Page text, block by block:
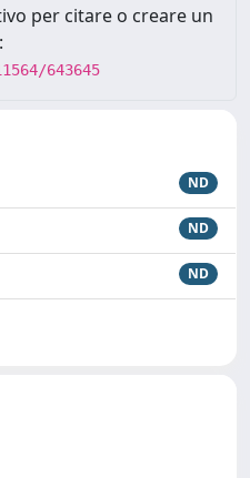
per citare o creare un
643645
ND
ND
ND